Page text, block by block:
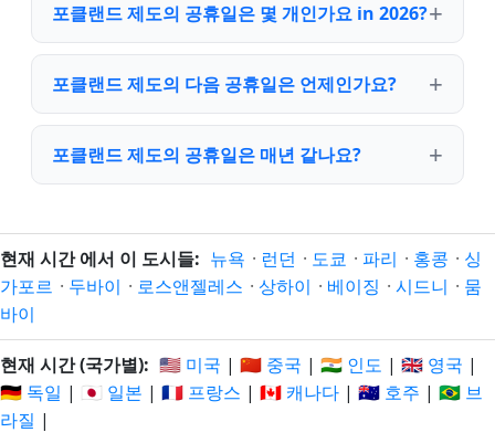
포클랜드 제도의 공휴일은 몇 개인가요 in 2026?
포클랜드 제도의 다음 공휴일은 언제인가요?
포클랜드 제도의 공휴일은 매년 같나요?
현재 시간 에서 이 도시들: 뉴욕 · 런던 · 도쿄 · 파리 · 홍콩 · 싱
가포르 · 두바이 · 로스앤젤레스 · 상하이 · 베이징 · 시드니 · 뭄
바이
현재 시간 (국가별): 🇺🇸 미국 | 🇨🇳 중국 | 🇮🇳 인도 | 🇬🇧 영국 |
🇩🇪 독일 | 🇯🇵 일본 | 🇫🇷 프랑스 | 🇨🇦 캐나다 | 🇦🇺 호주 | 🇧🇷 브
라질 |